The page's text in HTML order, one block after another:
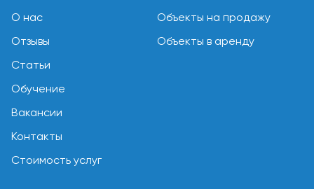
О нас
Отзывы
Статьи
Обучение
Вакансии
Контакты
Стоимость услуг
Объекты на продажу
Объекты в аренду